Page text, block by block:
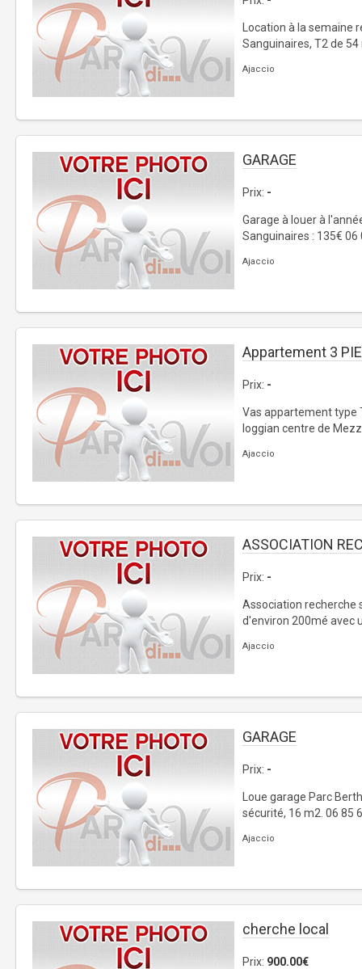
Location à la semaine
Sanguinaires, T2 de
Ajaccio
GARAGE
Prix: -
Garage à louer à
Sanguinaires : 135€ 06
Ajaccio
Appartement 3
Prix: -
Vas appartement type
loggian centre de
Ajaccio
ASSOCIATION
Prix: -
Association recherche
d'environ 200mé avec
Ajaccio
GARAGE
Prix: -
Loue garage Parc
sécurité, 16 m2. 06 85
Ajaccio
cherche local
Prix: 900.00€